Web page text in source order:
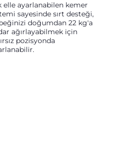
elle ayarlanabilen kemer
sayesinde sırt desteği,
doğumdan 22 kg'a
ağırlayabilmek için
pozisyonda